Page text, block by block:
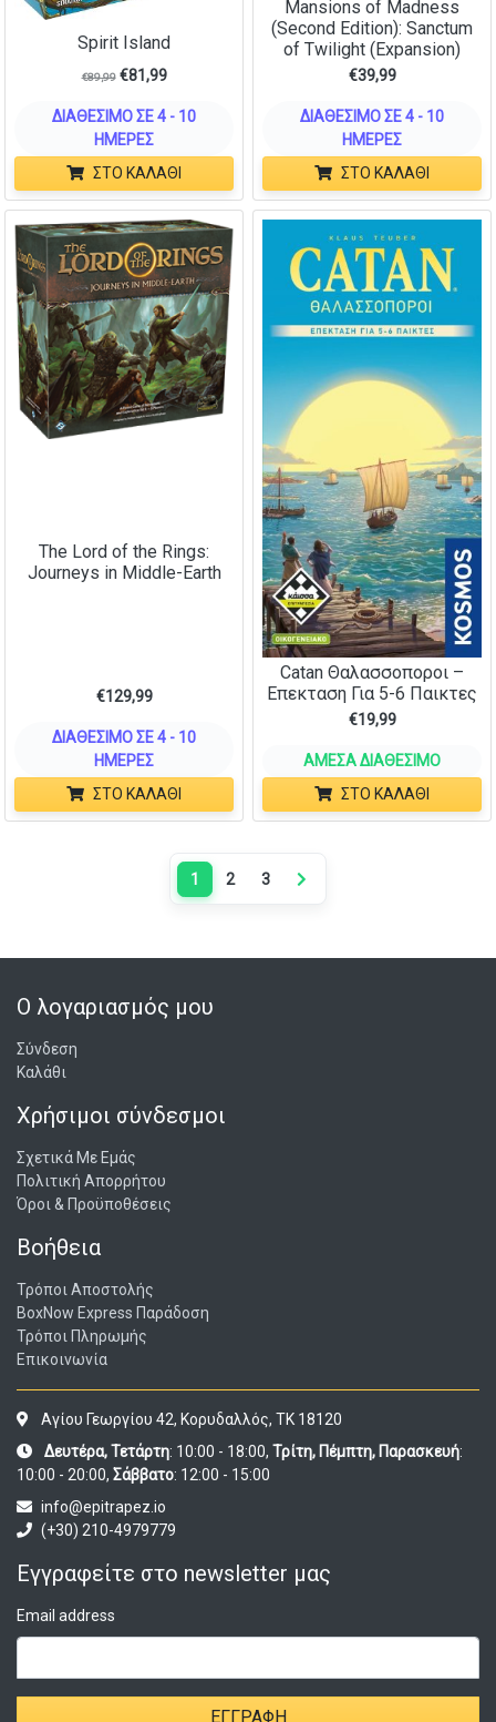
Spirit Island
€89,99 €81,99
ΔΙΑΘΈΣΙΜΟ ΣΕ 4 - 10
ΗΜΈΡΕΣ
ΣΤΟ ΚΑΛΆΘΙ
Mansions of Madness
(Second Edition): Sanctum
of Twilight (Expansion)
€39,99
ΔΙΑΘΈΣΙΜΟ ΣΕ 4 - 10
ΗΜΈΡΕΣ
ΣΤΟ ΚΑΛΆΘΙ
The Lord of the Rings:
Journeys in Middle-Earth
€129,99
ΔΙΑΘΈΣΙΜΟ ΣΕ 4 - 10
ΗΜΈΡΕΣ
ΣΤΟ ΚΑΛΆΘΙ
Catan Θαλασσοποροι –
Επεκταση Για 5-6 Παικτες
€19,99
ΆΜΕΣΑ ΔΙΑΘΈΣΙΜΟ
ΣΤΟ ΚΑΛΆΘΙ
1 2 3 Next page
Ο λογαριασμός μου
Σύνδεση
Καλάθι
Χρήσιμοι σύνδεσμοι
Σχετικά Με Εμάς
Πολιτική Απορρήτου
Όροι & Προϋποθέσεις
Βοήθεια
Τρόποι Αποστολής
BoxNow Express Παράδοση
Τρόποι Πληρωμής
Επικοινωνία
Αγίου Γεωργίου 42, Κορυδαλλός, ΤΚ 18120
Δευτέρα, Τετάρτη: 10:00 - 18:00, Τρίτη, Πέμπτη, Παρασκευή:
10:00 - 20:00, Σάββατο: 12:00 - 15:00
info@epitrapez.io
(+30) 210-4979779
Εγγραφείτε στο newsletter μας
Email address
ΕΓΓΡΑΦΉ